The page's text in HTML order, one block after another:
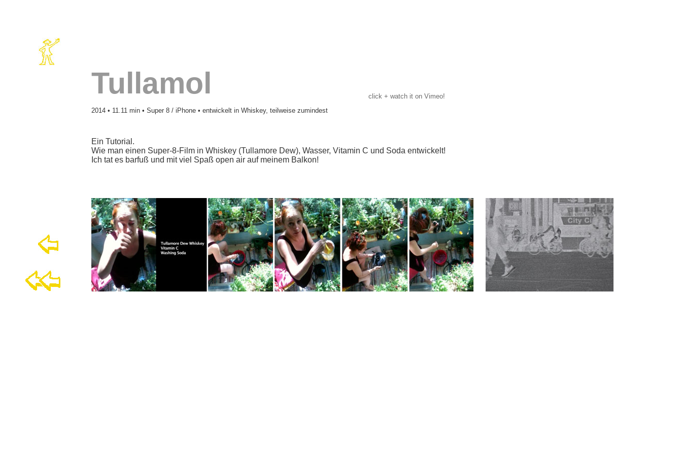
Tullamol
click + watch it on Vimeo!
2014 • 11.11 min • Super 8 / iPhone • entwickelt in Whiskey, teilweise zumindest
Ein Tutorial.
Wie man einen Super-8-Film in Whiskey (Tullamore Dew), Wasser, Vitamin C und Soda entwickelt!
Ich tat es barfuß und mit viel Spaß open air auf meinem Balkon!